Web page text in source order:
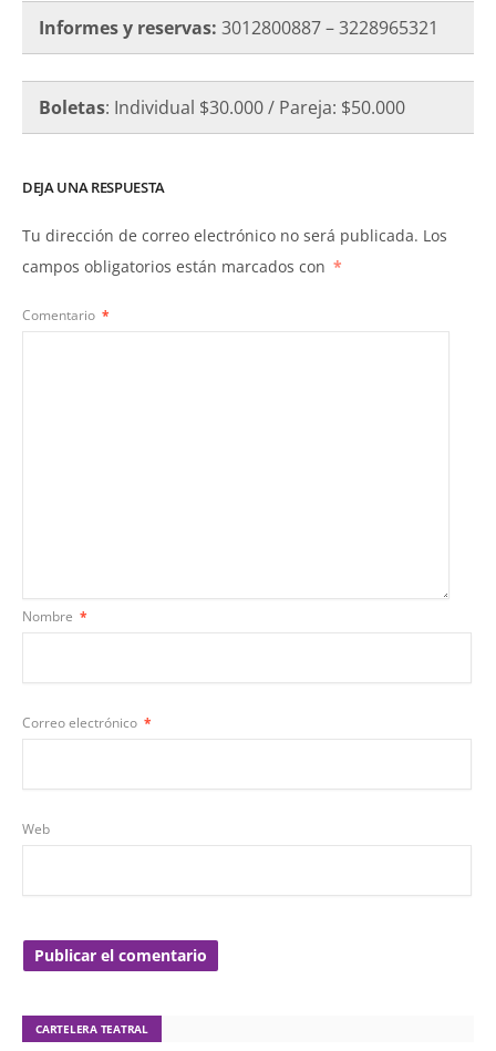
Informes y reservas: 3012800887 – 3228965321
Boletas: Individual $30.000 / Pareja: $50.000
DEJA UNA RESPUESTA
Tu dirección de correo electrónico no será publicada. Los
campos obligatorios están marcados con *
Comentario *
Nombre *
Correo electrónico *
Web
CARTELERA TEATRAL